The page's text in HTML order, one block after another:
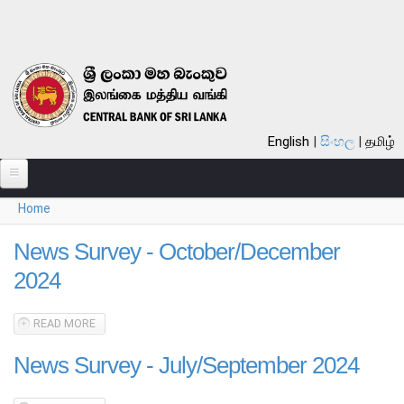
English සිංහල தமிழ்
පිළිබඳ
බැංකුව පිළිබඳ
සමස්ත විග්‍රහය
බැංකුවේ ඉතිහාසය
දැක්ම, මෙහෙවර, ගුණාංග
අරමුණු
කාර්යයන්
You are here
Home
News Survey - October/December
2024
READ MOREABOUT NEWS SURVEY - OCTOBER/DECEMBER 2024
News Survey - July/September 2024